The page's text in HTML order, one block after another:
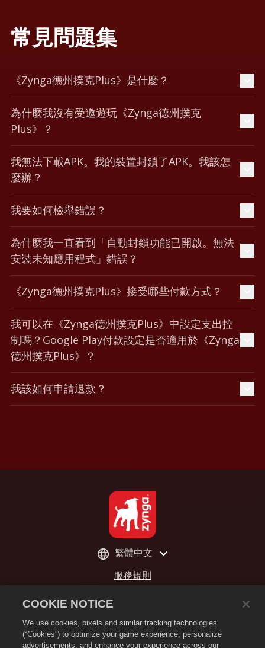
常見問題集
《Zynga德州撲克Plus》是什麼？
為什麼我沒有受邀遊玩《Zynga德州撲克
Plus》？
我無法下載APK。我的裝置封鎖了APK。我該怎
麼辦？
我要如何檢舉錯誤？
為什麼我一直看到「自動封鎖功能已開啟。無法
安裝未知應用程式」錯誤？
《Zynga德州撲克Plus》接受哪些付款方式？
我可以在《Zynga德州撲克Plus》中設定支出控
制嗎？Google Play付款設定是否適用於《Zynga
德州撲克Plus》？
我該如何申請退款？
服務規則
不要出售或分享我的個人資訊
繁體中文
COOKIE NOTICE
We use cookies, pixels and similar tracking technologies
(“Cookies”) to optimize your game experience, personalize
advertisements, and enhance your experience across our